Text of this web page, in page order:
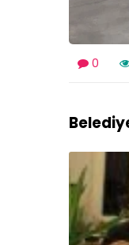
0